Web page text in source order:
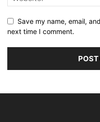
Save my name, email,
next time I comment.